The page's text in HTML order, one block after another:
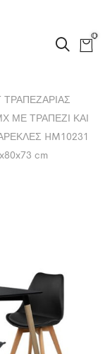
0
ΤΡΑΠΕΖΑΡΙΑΣ
ΜΕ ΤΡΑΠΕΖΙ ΚΑΙ
HM10231
cm